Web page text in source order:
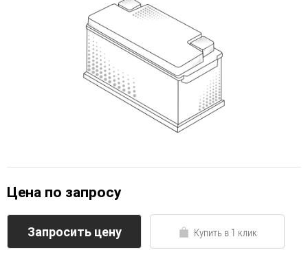
Цена по запросу
Запросить цену Купить в 1 клик